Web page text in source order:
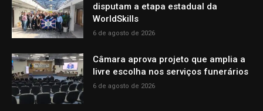
disputam a etapa estadual da
WorldSkills
6 de agosto de 2026
Câmara aprova projeto que amplia a
livre escolha nos serviços funerários
6 de agosto de 2026